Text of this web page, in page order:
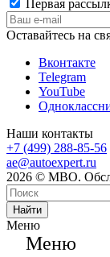
Первая
Оставайтесь на
Вконтакте
Telegram
YouTube
Наши контакты
+7 (499) 288-85-56
ae@autoexpert.ru
2026 © МВО.
Найти
Меню
Меню